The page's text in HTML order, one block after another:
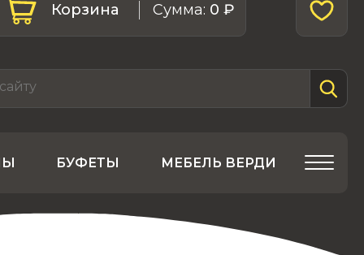
Корзина Cумма: 0 ₽
БУФЕТЫ МЕБЕЛЬ ВЕРДИ